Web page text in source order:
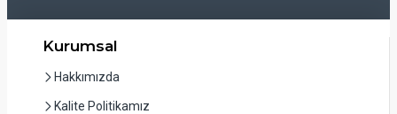
Kurumsal
Hakkımızda
Kalite Politikamız